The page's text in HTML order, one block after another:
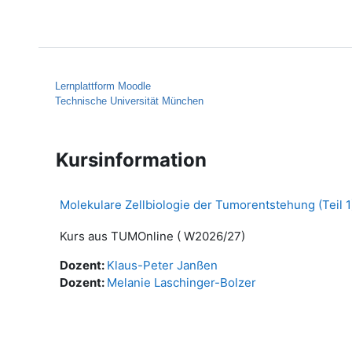
Lernplattform Moodle
Technische Universität München
Kursinformation
Molekulare Zellbiologie der Tumorentstehung (Teil
Kurs aus TUMOnline ( W2026/27)
Dozent: Klaus-Peter Janßen
Dozent: Melanie Laschinger-Bolzer